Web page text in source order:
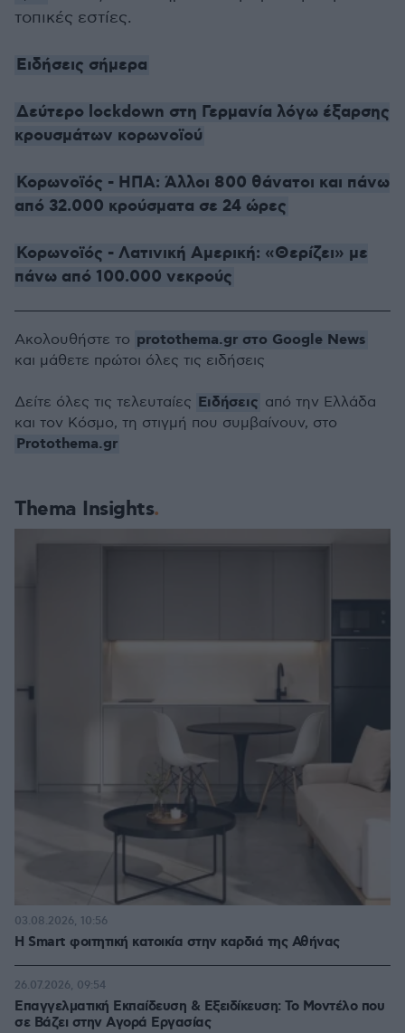
τοπικές εστίες.
Ειδήσεις σήμερα
Δεύτερο lockdown στη Γερμανία λόγω έξαρσης
κρουσμάτων κορωνοϊού
Κορωνοϊός - ΗΠΑ: Άλλοι 800 θάνατοι και πάνω
από 32.000 κρούσματα σε 24 ώρες
Κορωνοϊός - Λατινική Αμερική: «Θερίζει» με
πάνω από 100.000 νεκρούς
Thema Insights
Η Smart φοιτητική κατοικία στην καρδιά της Αθήνας
03.08.2026, 10:56
Επαγγελματική Εκπαίδευση & Εξειδίκευση: Το Mοντέλο που
σε Bάζει στην Aγορά Eργασίας
26.07.2026, 09:54
Ακολουθήστε το protothema.gr στο Google News
και μάθετε πρώτοι όλες τις ειδήσεις
Δείτε όλες τις τελευταίες Ειδήσεις από την Ελλάδα
και τον Κόσμο, τη στιγμή που συμβαίνουν, στο
Protothema.gr